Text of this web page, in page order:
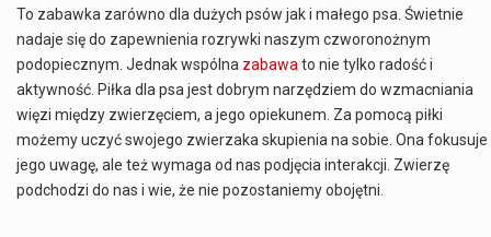
To zabawka zarówno dla dużych psów jak i małego psa. Świetnie
nadaje się do zapewnienia rozrywki naszym czworonożnym
podopiecznym. Jednak wspólna zabawa to nie tylko radość i
aktywność. Piłka dla psa jest dobrym narzędziem do wzmacniania
więzi między zwierzęciem, a jego opiekunem. Za pomocą piłki
możemy uczyć swojego zwierzaka skupienia na sobie. Ona fokusuje
jego uwagę, ale też wymaga od nas podjęcia interakcji. Zwierzę
podchodzi do nas i wie, że nie pozostaniemy obojętni.